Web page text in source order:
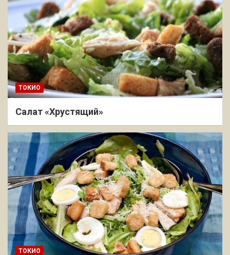
ТОКИО
Салат «Хрустящий»
ТОКИО